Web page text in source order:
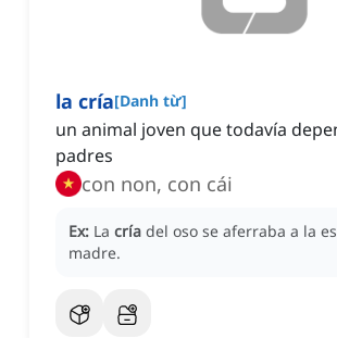
la cría[Danh từ]
un animal joven que todavía
padres
con non, con cái
Ex: La cría del oso se aferraba a la
madre.